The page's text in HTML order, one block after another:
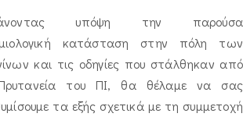
υπόψη την παρούσα
κατάσταση στην πόλη των
και τις οδηγίες που στάλθηκαν από
του ΠΙ, θα θέλαμε να σας
τα εξής σχετικά με τη συμμετοχή